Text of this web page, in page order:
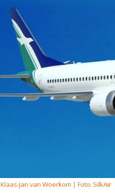
Klaas-Jan van Woerkom | Foto: SilkAir